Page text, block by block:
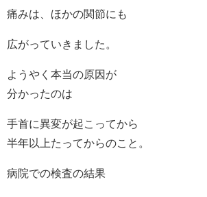
痛みは、ほかの関節にも
広がっていきました。
ようやく本当の原因が
分かったのは
手首に異変が起こってから
半年以上たってからのこと。
病院での検査の結果